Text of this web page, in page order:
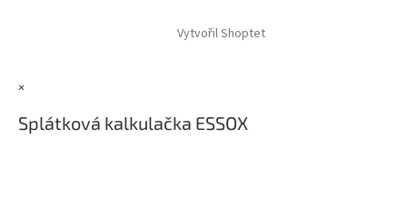
Vytvořil Shoptet
×
Splátková kalkulačka ESSOX